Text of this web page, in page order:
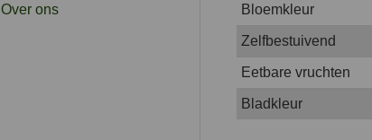
Over ons Bloemkleur
Zelfbestuivend
Eetbare vruchten
Bladkleur